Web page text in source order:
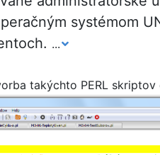
systémom
...
takýchto PERL